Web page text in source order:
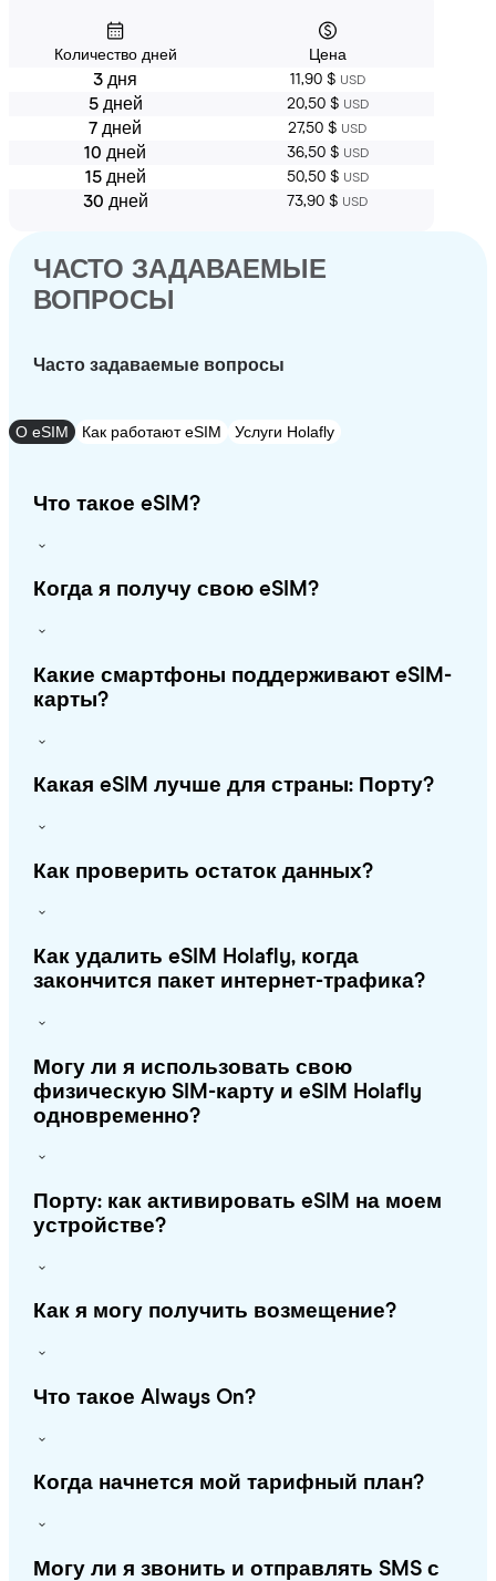
Количество дней Цена
3 дня 11,90 $ USD
5 дней 20,50 $ USD
7 дней 27,50 $ USD
10 дней 36,50 $ USD
15 дней 50,50 $ USD
30 дней 73,90 $ USD
ЧАСТО ЗАДАВАЕМЫЕ
ВОПРОСЫ
Часто задаваемые вопросы
О eSIM Как работают eSIM Услуги Holafly
Что такое eSIM?
Когда я получу свою eSIM?
Какие смартфоны поддерживают eSIM-
карты?
Какая eSIM лучше для страны: Порту?
Как проверить остаток данных?
Как удалить eSIM Holafly, когда
закончится пакет интернет-трафика?
Могу ли я использовать свою
физическую SIM-карту и eSIM Holafly
одновременно?
Порту: как активировать eSIM на моем
устройстве?
Как я могу получить возмещение?
Что такое Always On?
Когда начнется мой тарифный план?
Могу ли я звонить и отправлять SMS с